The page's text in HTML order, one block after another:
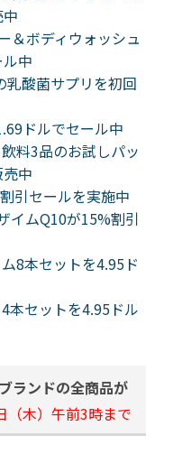
＆ボディウォッシュ
中
酸菌サプリを初回
ドルでセール中
料3品のお試しパッ
中
引セールを実施中
イムQ10が15%割引
8本セットを4.95ド
本セットを4.95ドル
ランドの全商品が
（木）午前3時まで